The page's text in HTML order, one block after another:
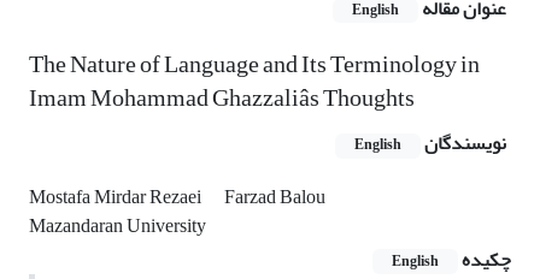
عنوان مقاله English
The Nature of Language and Its Terminology in
Imam Mohammad Ghazzaliâs Thoughts
نویسندگان English
Mostafa Mirdar Rezaei
Farzad Balou
Mazandaran University
چکیده
English